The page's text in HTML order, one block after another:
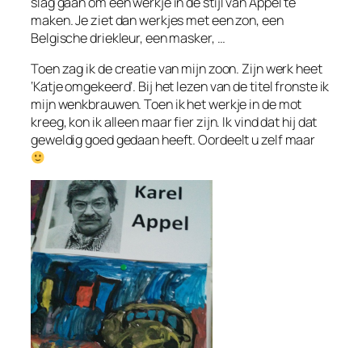
maken. Je ziet dan werkjes met een zon, een
Belgische driekleur, een masker, …
Toen zag ik de creatie van mijn zoon. Zijn werk heet
‘Katje omgekeerd’. Bij het lezen van de titel fronste ik
mijn wenkbrauwen. Toen ik het werkje in de mot
kreeg, kon ik alleen maar fier zijn. Ik vind dat hij dat
geweldig goed gedaan heeft. Oordeelt u zelf maar